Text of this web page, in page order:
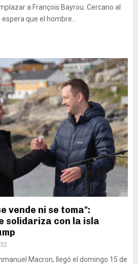
a François Bayrou. Cercano al
que el hombre...
vende ni se toma":
solidariza con la isla
Macron, llegó el domingo 15 de